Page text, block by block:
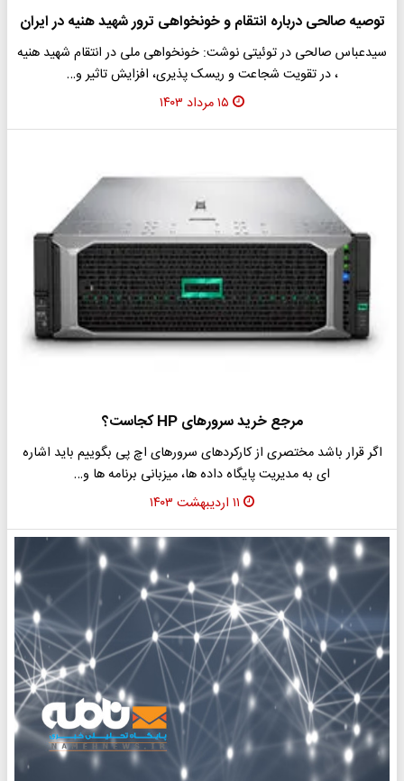
توصیه صالحی درباره انتقام و خونخواهی ترور شهید هنیه در ایران
سیدعباس صالحی در توئیتی نوشت: خونخواهی ملی در انتقام شهید هنیه
، در تقویت شجاعت و ریسک پذیری، افزایش تاثیر و…
۱۵ مرداد ۱۴۰۳
مرجع خرید سرورهای HP کجاست؟
اگر قرار باشد مختصری از کارکردهای سرورهای اچ پی بگوییم باید اشاره
ای به مدیریت پایگاه داده ها، میزبانی برنامه ها و…
۱۱ اردیبهشت ۱۴۰۳